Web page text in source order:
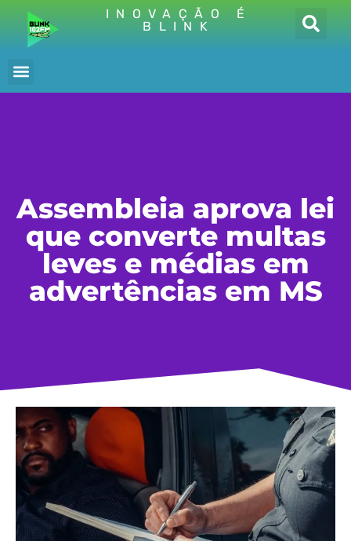
INOVAÇÃO É
BLINK
Assembleia aprova lei
que converte multas
leves e médias em
advertências em MS